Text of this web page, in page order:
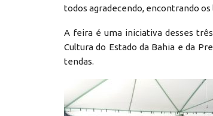
todos agradecendo, encontrando
A feira é uma iniciativa desses
Cultura do Estado da Bahia e da
tendas.